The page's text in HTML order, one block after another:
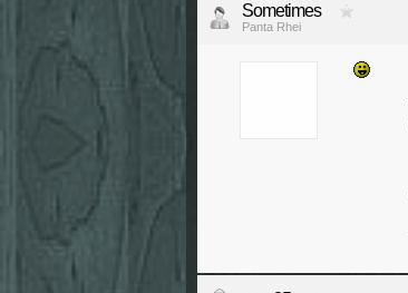
Sometimes
Panta Rhei